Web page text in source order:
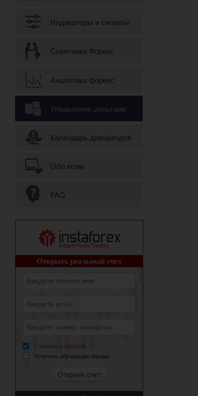
Индикаторы и сигналы
Советники Форекс
Аналитика форекс
Управление деньгами
Календарь дивидендов
Обо всем
FAQ